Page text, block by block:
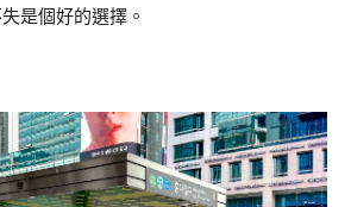
是個好的選擇。